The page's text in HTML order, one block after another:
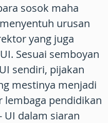
sosok maha
urusan
yang juga
Sesuai semboyan
sendiri, pijakan
mestinya menjadi
lembaga pendidikan
dalam siaran